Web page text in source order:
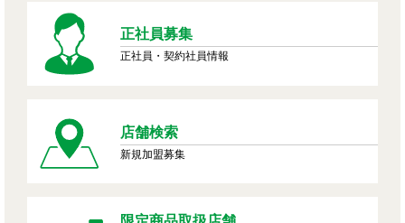
正社員募集
正社員・契約社員情報
店舗検索
新規加盟募集